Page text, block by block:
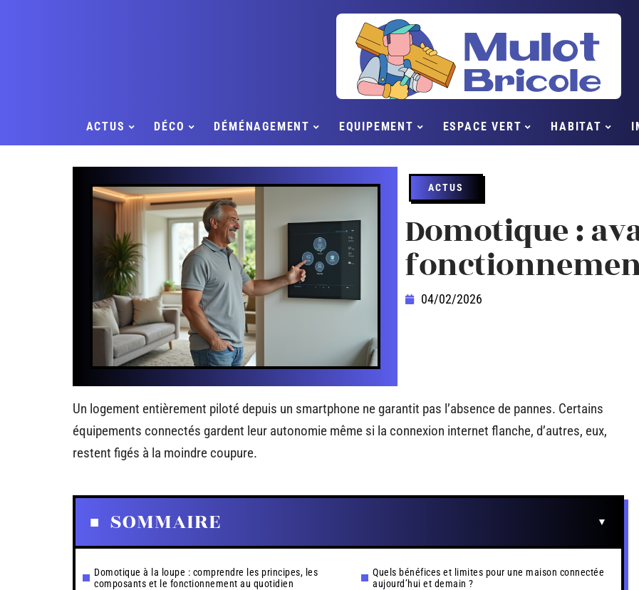
ACTUS DÉCO DÉMÉNAGEMENT EQUIPEMENT ESPACE VERT HABITAT
ACTUS
Domotique :
04/02/2026
Un logement entièrement piloté depuis un smartphone ne garantit pas l’absence de pannes. Certains
équipements connectés gardent leur autonomie même si la connexion internet flanche, d’autres, eux,
restent figés à la moindre coupure.
SOMMAIRE
Domotique à la loupe : comprendre les principes, les
composants et le fonctionnement au quotidien
Quels bénéfices et limites pour une maison connectée
aujourd’hui et demain ?